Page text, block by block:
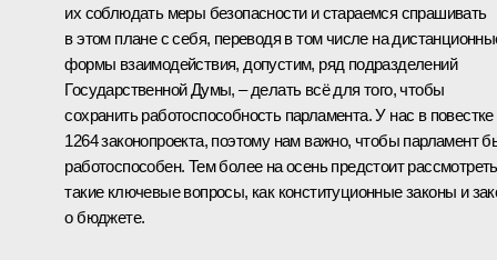
их соблюдать меры безопасности и стараемся спрашивать
в этом плане с себя, переводя в том числе на
формы взаимодействия, допустим, ряд подразделений
Государственной Думы, – делать всё для того, чтобы
сохранить работоспособность парламента. У нас в повестке
1264 законопроекта, поэтому нам важно, чтобы парламент
работоспособен. Тем более на осень предстоит рассмотреть
такие ключевые вопросы, как конституционные законы и
о бюджете.